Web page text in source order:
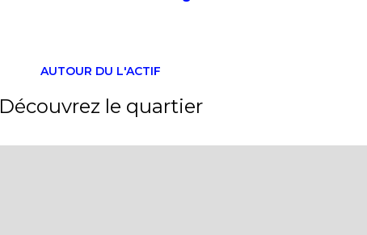
AUTOUR DU L'ACTIF
Découvrez le quartier